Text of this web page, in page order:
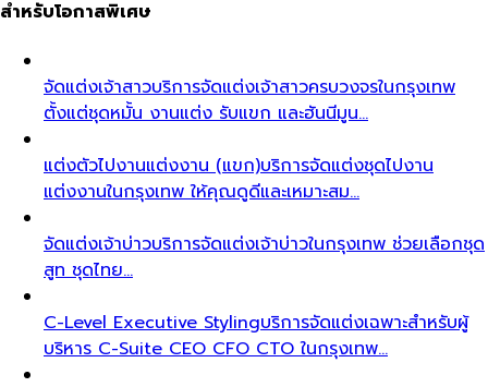
สำหรับโอกาสพิเศษ
จัดแต่งเจ้าสาวบริการจัดแต่งเจ้าสาวครบวงจรในกรุงเทพ
ตั้งแต่ชุดหมั้น งานแต่ง รับแขก และฮันนีมูน…
แต่งตัวไปงานแต่งงาน (แขก)บริการจัดแต่งชุดไปงาน
แต่งงานในกรุงเทพ ให้คุณดูดีและเหมาะสม…
จัดแต่งเจ้าบ่าวบริการจัดแต่งเจ้าบ่าวในกรุงเทพ ช่วยเลือกชุด
สูท ชุดไทย…
C-Level Executive Stylingบริการจัดแต่งเฉพาะสำหรับผู้
บริหาร C-Suite CEO CFO CTO ในกรุงเทพ…